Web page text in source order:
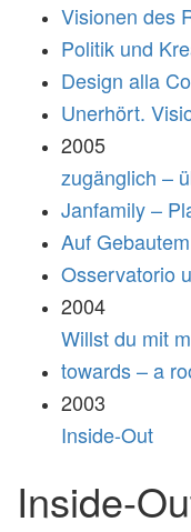
Visionen des
Politik und
Design alla
Unerhört.
2005
zugänglich –
Janfamily –
Auf
Osservatorio
2004
Willst du mit
towards – a
2003
Inside-Out
Inside-